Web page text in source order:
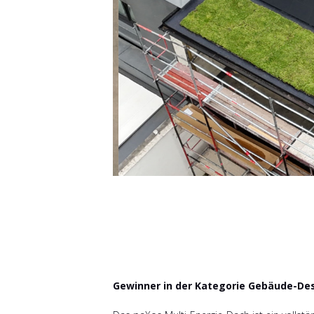
Gewinner in der Kategorie Gebäude-